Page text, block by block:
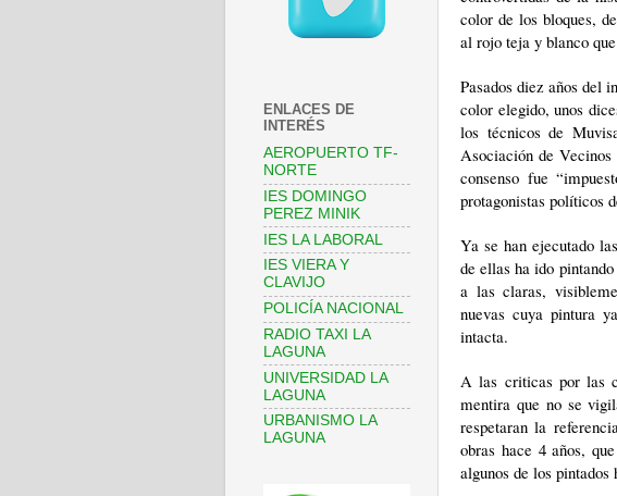
color de los bloques,
al rojo teja y blanco
Pasados diez años del
color elegido, unos
los técnicos de
Asociación de
consenso fue
protagonistas políticos
Ya se han ejecutado
de ellas ha ido
a las claras,
nuevas cuya pintura
intacta.
A las criticas por las
mentira que no se
respetaran la
obras hace 4 años,
algunos de los pintados
ENLACES DE
INTERÉS
AEROPUERTO TF-
NORTE
IES DOMINGO
PEREZ MINIK
IES LA LABORAL
IES VIERA Y
CLAVIJO
POLICÍA NACIONAL
RADIO TAXI LA
LAGUNA
UNIVERSIDAD LA
LAGUNA
URBANISMO LA
LAGUNA